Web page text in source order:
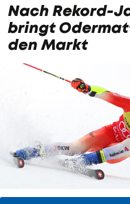
Nach Rekord-
bringt
den Markt